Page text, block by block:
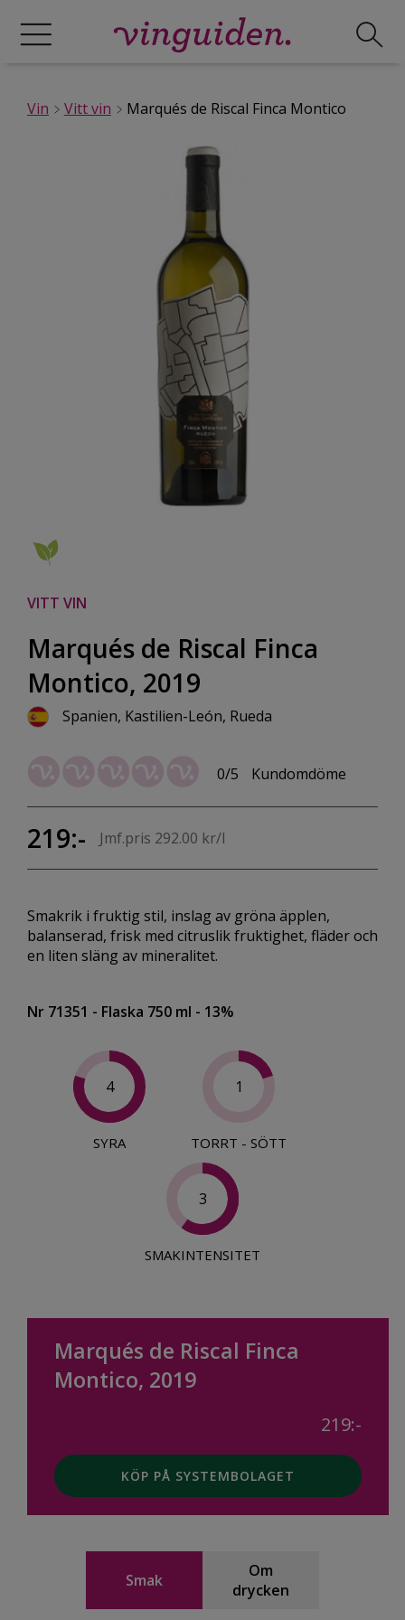
Vin Vitt vin Marqués de Riscal Finca Montico
VITT VIN
Marqués de Riscal Finca
Montico, 2019
Spanien, Kastilien-León, Rueda
0/5 Kundomdöme
219:- Jmf.pris 292.00 kr/l
Smakrik i fruktig stil, inslag av gröna äpplen,
balanserad, frisk med citruslik fruktighet, fläder och
en liten släng av mineralitet.
Nr 71351 - Flaska 750 ml - 13%
4
SYRA
1
TORRT - SÖTT
3
SMAKINTENSITET
Marqués de Riscal Finca
Montico, 2019
219:-
KÖP PÅ SYSTEMBOLAGET
Smak
Om
drycken